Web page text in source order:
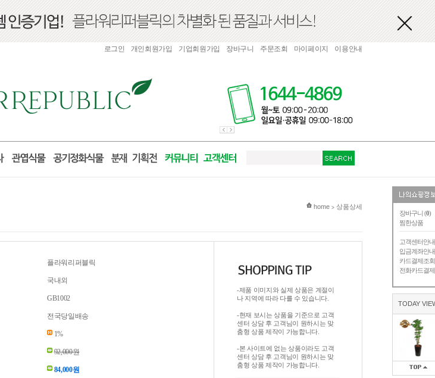
장바구니 (0)
찜한상품
고객센터안내
입금계좌안내
카드결제조회
전화카드결제
TODAY
로그인 개인회원가입 기업회원가입 장바구니 주문조회 마이페이지 이용안내
현재 위치
home > 상품상세
플라워리퍼블릭
국내외
GB1002
전국당일배송
1%
92,000원
84,000원
-제품 이미지와 실제 상품은 계절이
나 지역에 따라 다를 수 있습니다.
-현재 보시는 상품을 기준으로 고객
센터 상담 후 고객님이 원하시는 맞
춤형 상품 제작이 가능합니다.
-본 사이트에 없는 상품이라도 고객
센터 상담 후 고객님이 원하시는 맞
춤형 상품 제작이 가능합니다.